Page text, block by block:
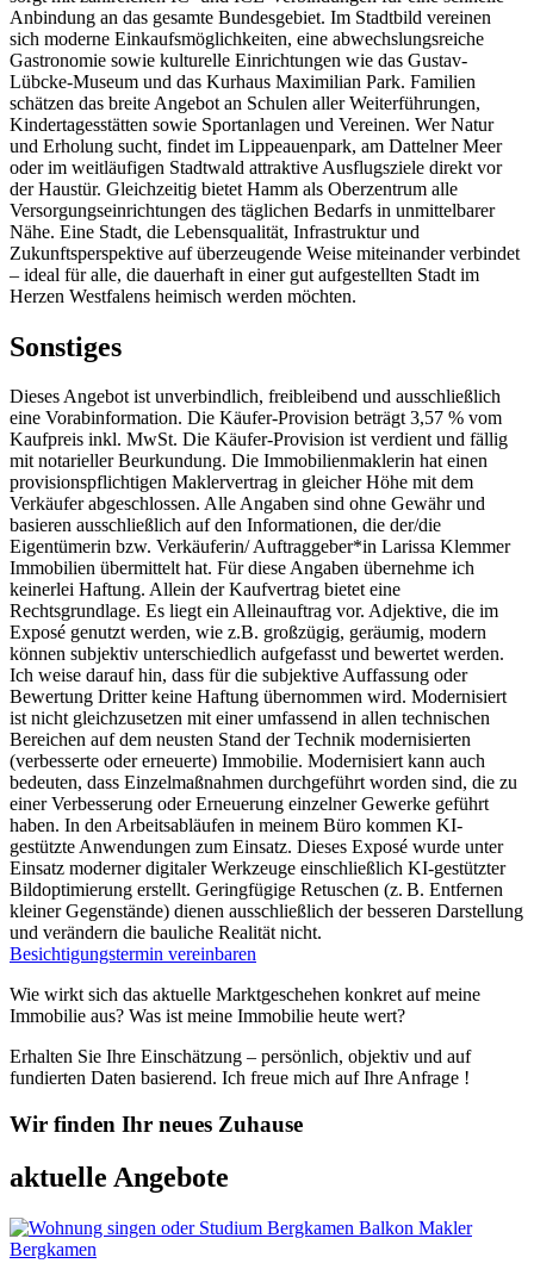
Anbindung an das gesamte Bundesgebiet. Im Stadtbild vereinen
sich moderne Einkaufsmöglichkeiten, eine abwechslungsreiche
Gastronomie sowie kulturelle Einrichtungen wie das Gustav-
Lübcke-Museum und das Kurhaus Maximilian Park. Familien
schätzen das breite Angebot an Schulen aller Weiterführungen,
Kindertagesstätten sowie Sportanlagen und Vereinen. Wer Natur
und Erholung sucht, findet im Lippeauenpark, am Dattelner Meer
oder im weitläufigen Stadtwald attraktive Ausflugsziele direkt vor
der Haustür. Gleichzeitig bietet Hamm als Oberzentrum alle
Versorgungseinrichtungen des täglichen Bedarfs in unmittelbarer
Nähe. Eine Stadt, die Lebensqualität, Infrastruktur und
Zukunftsperspektive auf überzeugende Weise miteinander verbindet
– ideal für alle, die dauerhaft in einer gut aufgestellten Stadt im
Herzen Westfalens heimisch werden möchten.
Sonstiges
Dieses Angebot ist unverbindlich, freibleibend und ausschließlich
eine Vorabinformation. Die Käufer-Provision beträgt 3,57 % vom
Kaufpreis inkl. MwSt. Die Käufer-Provision ist verdient und fällig
mit notarieller Beurkundung. Die Immobilienmaklerin hat einen
provisionspflichtigen Maklervertrag in gleicher Höhe mit dem
Verkäufer abgeschlossen. Alle Angaben sind ohne Gewähr und
basieren ausschließlich auf den Informationen, die der/die
Eigentümerin bzw. Verkäuferin/ Auftraggeber*in Larissa Klemmer
Immobilien übermittelt hat. Für diese Angaben übernehme ich
keinerlei Haftung. Allein der Kaufvertrag bietet eine
Rechtsgrundlage. Es liegt ein Alleinauftrag vor. Adjektive, die im
Exposé genutzt werden, wie z.B. großzügig, geräumig, modern
können subjektiv unterschiedlich aufgefasst und bewertet werden.
Ich weise darauf hin, dass für die subjektive Auffassung oder
Bewertung Dritter keine Haftung übernommen wird. Modernisiert
ist nicht gleichzusetzen mit einer umfassend in allen technischen
Bereichen auf dem neusten Stand der Technik modernisierten
(verbesserte oder erneuerte) Immobilie. Modernisiert kann auch
bedeuten, dass Einzelmaßnahmen durchgeführt worden sind, die zu
einer Verbesserung oder Erneuerung einzelner Gewerke geführt
haben. In den Arbeitsabläufen in meinem Büro kommen KI-
gestützte Anwendungen zum Einsatz. Dieses Exposé wurde unter
Einsatz moderner digitaler Werkzeuge einschließlich KI‑gestützter
Bildoptimierung erstellt. Geringfügige Retuschen (z. B. Entfernen
kleiner Gegenstände) dienen ausschließlich der besseren Darstellung
und verändern die bauliche Realität nicht.
Besichtigungstermin vereinbaren
Wie wirkt sich das aktuelle Marktgeschehen konkret auf meine
Immobilie aus? Was ist meine Immobilie heute wert?
Erhalten Sie Ihre Einschätzung – persönlich, objektiv und auf
fundierten Daten basierend. Ich freue mich auf Ihre Anfrage !
Wir finden Ihr neues Zuhause
aktuelle Angebote